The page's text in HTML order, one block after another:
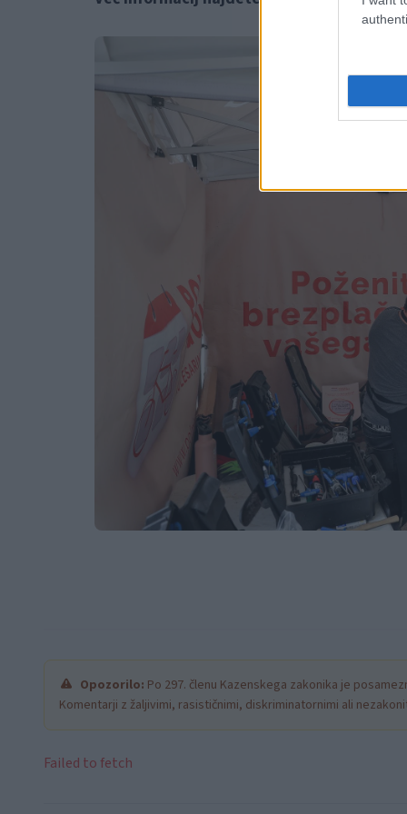
Opozorilo: Po 297. členu Kazenskega zakonika je
Komentarji z žaljivimi, rasističnimi, diskriminatornimi ali
Failed to fetch